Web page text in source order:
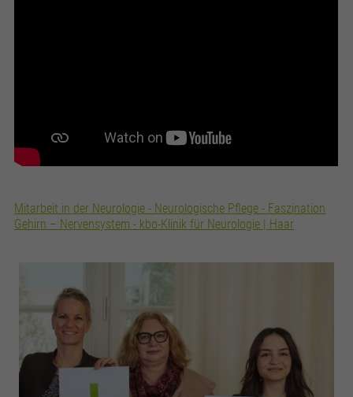
Mitarbeit in der Neurologie - Neurologische Pflege - Faszination
Gehirn – Nervensystem - kbo-Klinik für Neurologie | Haar